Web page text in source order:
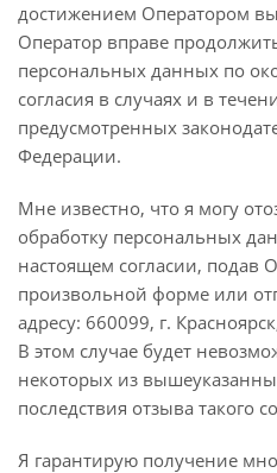
достижением Оператором
Оператор вправе
персональных данных по
согласия в случаях и в
предусмотренных
Федерации.
Мне известно, что я могу
обработку персональных
настоящем согласии, подав
произвольной форме или
адресу: 660099, г.
В этом случае будет
некоторых из
последствия отзыва такого
Я гарантирую получение